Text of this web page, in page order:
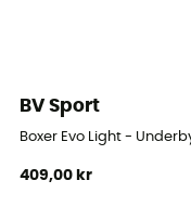
BV Sport
Boxer Evo Light -
409,00 kr